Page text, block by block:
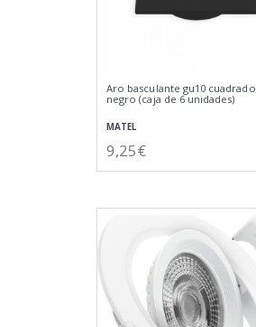
Aro basculante gu10 cuadrado
negro (caja de 6 unidades)
MATEL
9,25€